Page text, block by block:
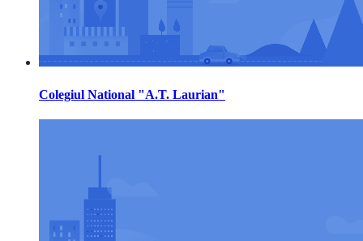
Colegiul National "A.T. Laurian"